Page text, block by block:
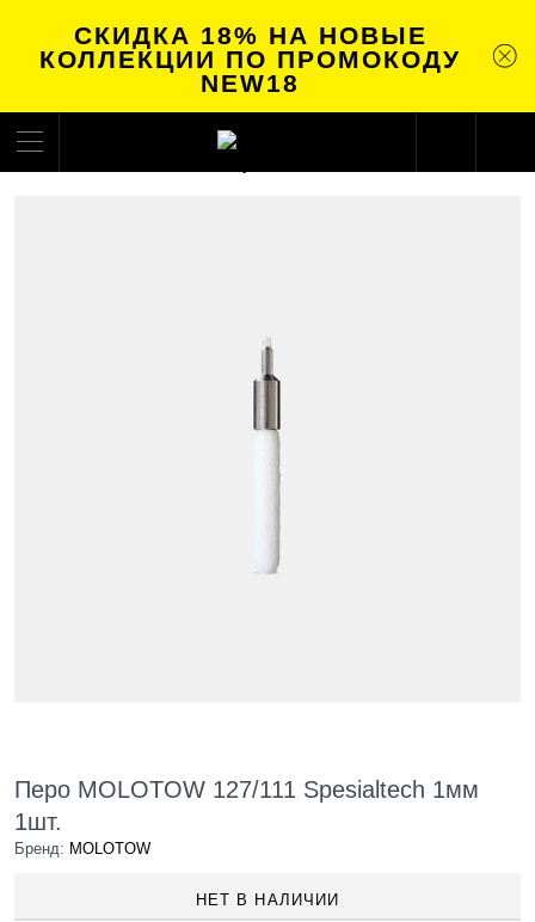
СКИДКА 18% НА НОВЫЕ
КОЛЛЕКЦИИ ПО ПРОМОКОДУ
NEW18
Перо MOLOTOW 127/111 Spesialtech 1мм
1шт.
Бренд: MOLOTOW
НЕТ В НАЛИЧИИ